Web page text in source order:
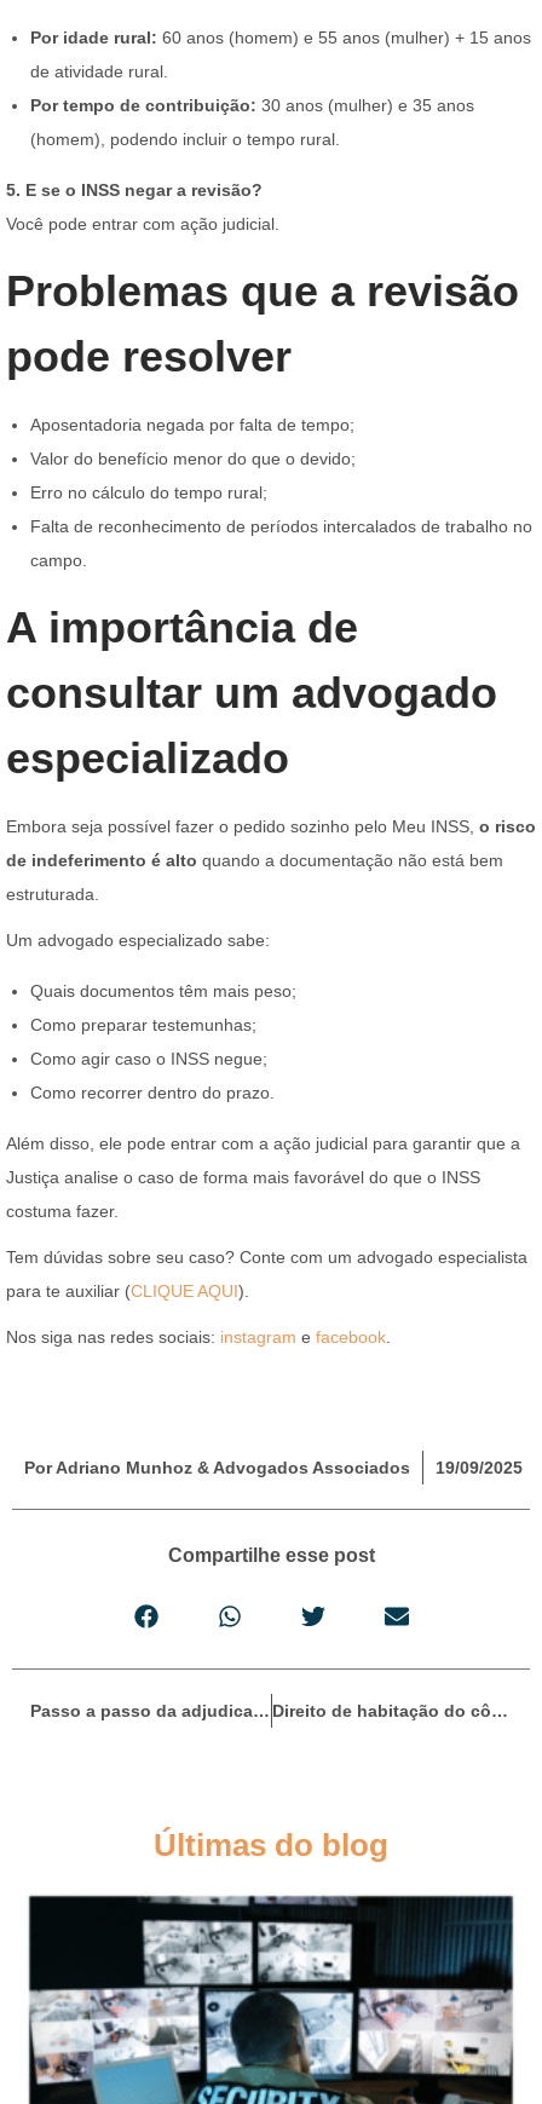
Por idade rural: 60 anos (homem) e 55 anos (mulher) + 15 anos
de atividade rural.
Por tempo de contribuição: 30 anos (mulher) e 35 anos
(homem), podendo incluir o tempo rural.
5. E se o INSS negar a revisão?
Você pode entrar com ação judicial.
Problemas que a revisão
pode resolver
Aposentadoria negada por falta de tempo;
Valor do benefício menor do que o devido;
Erro no cálculo do tempo rural;
Falta de reconhecimento de períodos intercalados de trabalho no
campo.
A importância de
consultar um advogado
especializado
Embora seja possível fazer o pedido sozinho pelo Meu INSS, o risco
de indeferimento é alto quando a documentação não está bem
estruturada.
Um advogado especializado sabe:
Quais documentos têm mais peso;
Como preparar testemunhas;
Como agir caso o INSS negue;
Como recorrer dentro do prazo.
Além disso, ele pode entrar com a ação judicial para garantir que a
Justiça analise o caso de forma mais favorável do que o INSS
costuma fazer.
Tem dúvidas sobre seu caso? Conte com um advogado especialista
para te auxiliar (CLIQUEAQUI).
Nos siga nas redes sociais: instagram e facebook
Por Adriano Munhoz & Advogados Associados 19/09/2025
Compartilhe esse post
Passo a passo da adjudicação compulsória: como regularizar seu imóvel sem escritura Direito de habitação do cônjuge sobrevivente: até onde vai essa proteção
Últimas do blog